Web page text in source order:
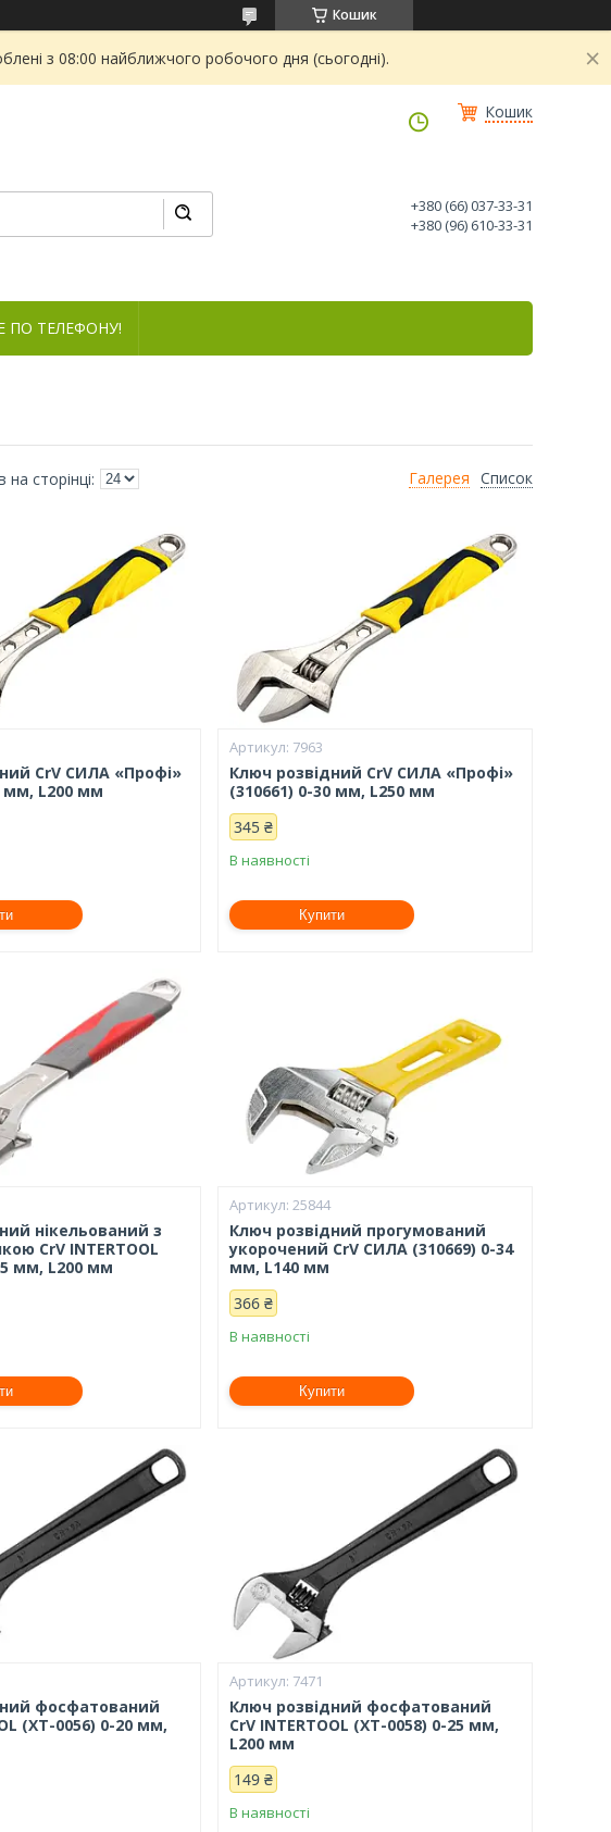
Кошик
з 08:00 найближчого робочого дня (сьогодні).
Кошик
+380 (66) 037-33-31
+380 (96) 610-33-31
ПО ТЕЛЕФОНУ!
Галерея Список
CrV СИЛА «Профі»
мм, L200 мм
7963
Ключ розвідний CrV СИЛА «Профі»
(310661) 0-30 мм, L250 мм
345 ₴
В наявності
Купити
нікельований з
CrV INTERTOOL
мм, L200 мм
25844
Ключ розвідний прогумований
укорочений CrV СИЛА (310669) 0-34
мм, L140 мм
366 ₴
В наявності
Купити
фосфатований
(XT-0056) 0-20 мм,
7471
Ключ розвідний фосфатований
CrV INTERTOOL (XT-0058) 0-25 мм,
L200 мм
149 ₴
В наявності